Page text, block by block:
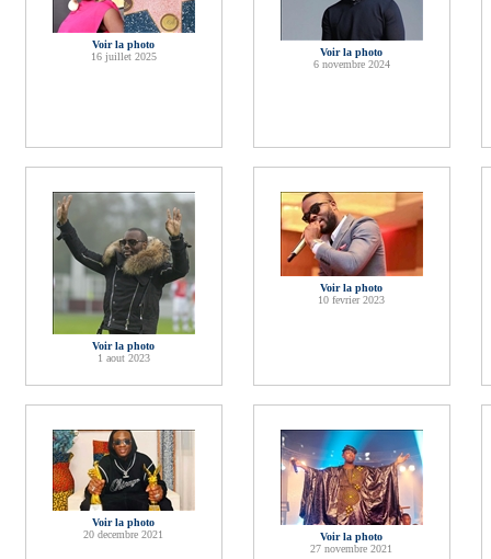
Voir la photo
16 juillet 2025
Voir la photo
6 novembre 2024
Voir la photo
1 aout 2023
Voir la photo
10 fevrier 2023
Voir la photo
20 decembre 2021
Voir la photo
27 novembre 2021